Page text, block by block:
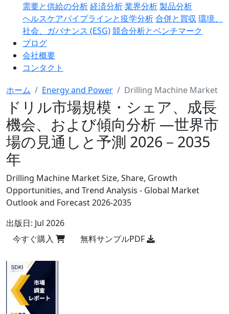
需要と供給の分析経済分析業界分析製品分析
ヘルスケアパイプラインと疫学分析合併と買収 環境、
社会、ガバナンス (ESG)競合分析とベンチマーク
ブログ
会社概要
コンタクト
ホーム Energy and Power Drilling Machine Market
ドリル市場規模・シェア、成長
機会、および傾向分析 ―世界市
場の見通しと予測 2026－2035
年
Drilling Machine Market Size, Share, Growth
Opportunities, and Trend Analysis - Global Market
Outlook and Forecast 2026-2035
出版日: Jul 2026
今すぐ購入
無料サンプルPDF